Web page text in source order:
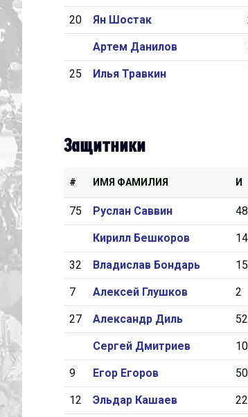
Дивизион
СМО МХК
Тайфун
ХК Капитан
20 Ян Шостак
Артем Данилов
25 Илья Травкин
Защитники
# ИМЯ ФАМИЛИЯ И
75 Руслан Саввин 48
Кирилл Бешкоров 14
32 Владислав Бондарь 15
7 Алексей Глушков 2
27 Александр Диль 52
Сергей Дмитриев 10
9 Егор Егоров 50
12 Эльдар Кашаев 22